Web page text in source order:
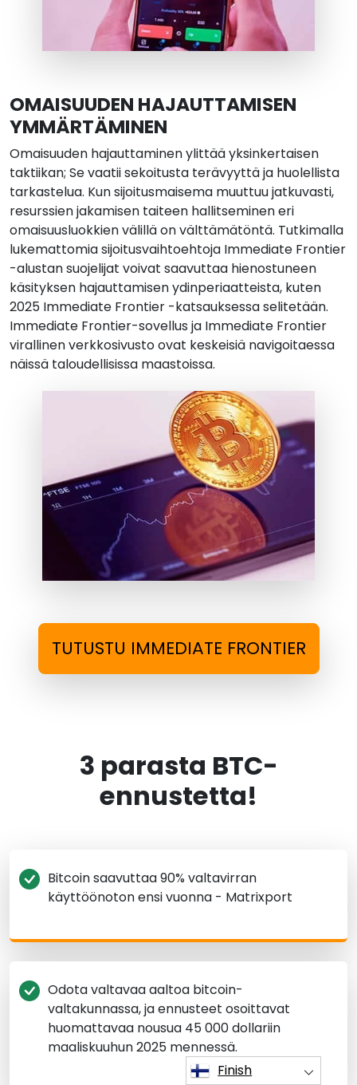
OMAISUUDEN HAJAUTTAMISEN
YMMÄRTÄMINEN
Omaisuuden hajauttaminen ylittää yksinkertaisen
taktiikan; Se vaatii sekoitusta terävyyttä ja huolellista
tarkastelua. Kun sijoitusmaisema muuttuu jatkuvasti,
resurssien jakamisen taiteen hallitseminen eri
omaisuusluokkien välillä on välttämätöntä. Tutkimalla
lukemattomia sijoitusvaihtoehtoja Immediate Frontier
-alustan suojelijat voivat saavuttaa hienostuneen
käsityksen hajauttamisen ydinperiaatteista, kuten
2025 Immediate Frontier -katsauksessa selitetään.
Immediate Frontier-sovellus ja Immediate Frontier
virallinen verkkosivusto ovat keskeisiä navigoitaessa
näissä taloudellisissa maastoissa.
TUTUSTU IMMEDIATE FRONTIER
3 parasta BTC-
ennustetta!
Bitcoin saavuttaa 90% valtavirran
käyttöönoton ensi vuonna - Matrixport
Odota valtavaa aaltoa bitcoin-
valtakunnassa, ja ennusteet osoittavat
huomattavaa nousua 45 000 dollariin
maaliskuuhun 2025 mennessä.
Finish